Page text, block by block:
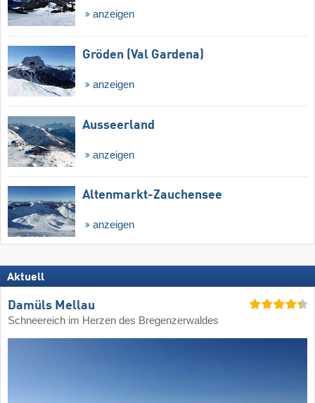
anzeigen
Gröden (Val Gardena)
anzeigen
Ausseerland
anzeigen
Altenmarkt-Zauchensee
anzeigen
Aktuell
Damüls Mellau
Schneereich im Herzen des Bregenzerwaldes